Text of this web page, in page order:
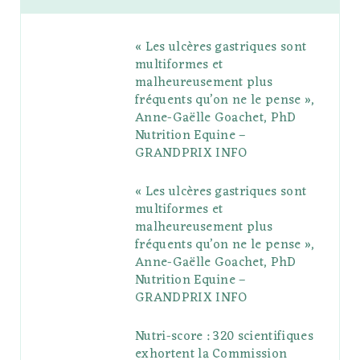
b
t
l
e
P
l
s
a
g
r
a
m
e
r
e
s
o
l
r
« Les ulcères gastriques sont
multiformes et
malheureusement plus
fréquents qu’on ne le pense »,
Anne-Gaëlle Goachet, PhD
Nutrition Equine –
GRANDPRIX INFO
« Les ulcères gastriques sont
multiformes et
malheureusement plus
fréquents qu’on ne le pense »,
Anne-Gaëlle Goachet, PhD
Nutrition Equine –
GRANDPRIX INFO
Nutri-score : 320 scientifiques
exhortent la Commission